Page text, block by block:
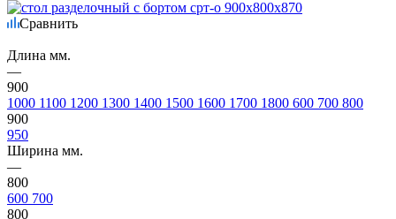
Сравнить
Длина мм.
—
900
1000 1100 1200 1300 1400 1500 1600 1700 1800 600 700 800
900
950
Ширина мм.
—
800
600 700
800